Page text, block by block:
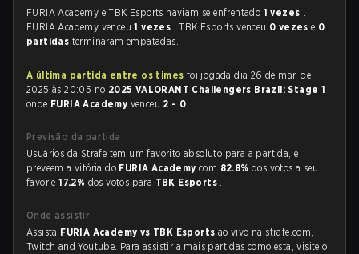
FURIA Academy e TBK Esports haviam se enfrentado 1 vezes .
FURIA Academy venceu1 vezes , TBK Esports venceu 0 vezese 0
partidas terminaram empatadas.
A última partida entre os times foi jogada dia 26 de mar. de
2025 às 20:05 no 2025 VALORANT Challengers Brazil: Stage 1
onde FURIA Academy venceu 2 - 0 .
Previsão da partida
Usuários da Strafe tem um favorito absoluto para a partida, e
preveem a vitória do FURIA Academycom 82.8%dos votos a seu
favor e17.2% dos votos para TBK Esports .
Onde assistir
Assista FURIA Academy vs TBK Esports ao vivo na strafe.com,
Twitch and Youtube. Para assistir a mais partidas como esta, visite o